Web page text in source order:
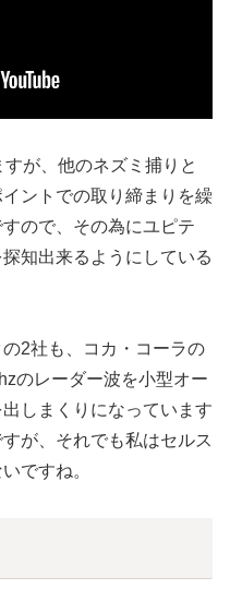
が、他のネズミ捕りと
ントでの取り締まりを繰
ので、その為にユピテ
知出来るようにしている
2社も、コカ・コーラの
のレーダー波を小型オー
しまくりになっています
が、それでも私はセルス
ですね。